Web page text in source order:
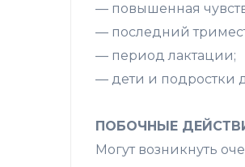
— повышенная
— последний
— период лактации;
— дети и подростки
ПОБОЧНЫЕ
Могут возникнуть